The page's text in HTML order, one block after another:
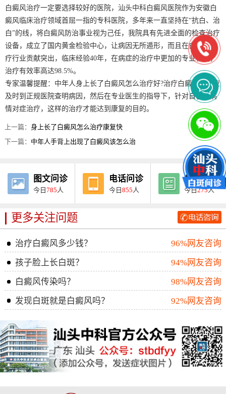
白癜风治疗一定要选择较好的医院，汕头中科白癜风医院作为安徽白
癜风临床治疗领域首屈一指的专科医院，多年来一直坚持在“抗白、治
白”的线，将白癜风防治事业视为己任，我院具有先进全面的检查治疗
设备，成立了国内黄金检验中心，让病因无所遁形，而且在白癜风治
疗行业贡献突出，临床经验40年，在病症的治疗中更加的专业权威，
治疗有效率高达98.5%。
专家温馨提醒：中年人身上长了白癜风怎么治疗好?治疗白癜风患者应
及时到正规医院查明病因，然后在专业医生的指导下，针对自己的病
情对症治疗，这样的治疗才能达到康复的目的。
上一篇： 身上长了白癜风怎么治疗康复快
下一篇： 中年人手背上出现了白癜风该怎么治
图文问诊
今日785 人
电话问诊
今日855 人
病例报告
今日275人
更多关注问题
治疗白癜风多少钱？
96%网友咨询
孩子脸上长白斑？
94%网友咨询
白癜风传染吗？
98%网友咨询
发现白斑就是白癜风吗？
92%网友咨询